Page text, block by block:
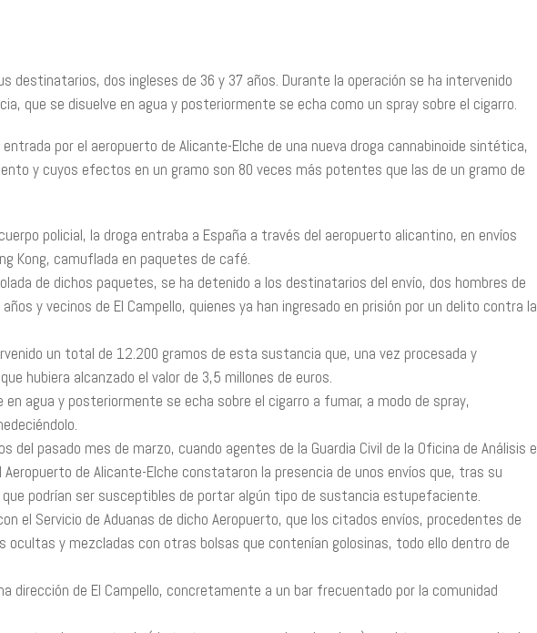
destinatarios, dos ingleses de 36 y 37 años. Durante la operación se ha intervenido
que se disuelve en agua y posteriormente se echa como un spray sobre el cigarro.
por el aeropuerto de Alicante-Elche de una nueva droga cannabinoide sintética,
y cuyos efectos en un gramo son 80 veces más potentes que las de un gramo de
policial, la droga entraba a España a través del aeropuerto alicantino, en envíos
Kong, camuflada en paquetes de café.
de dichos paquetes, se ha detenido a los destinatarios del envío, dos hombres de
y vecinos de El Campello, quienes ya han ingresado en prisión por un delito contra la
un total de 12.200 gramos de esta sustancia que, una vez procesada y
hubiera alcanzado el valor de 3,5 millones de euros.
agua y posteriormente se echa sobre el cigarro a fumar, a modo de spray,
del pasado mes de marzo, cuando agentes de la Guardia Civil de la Oficina de Análisis e
Aeropuerto de Alicante-Elche constataron la presencia de unos envíos que, tras su
podrían ser susceptibles de portar algún tipo de sustancia estupefaciente.
el Servicio de Aduanas de dicho Aeropuerto, que los citados envíos, procedentes de
ocultas y mezcladas con otras bolsas que contenían golosinas, todo ello dentro de
dirección de El Campello, concretamente a un bar frecuentado por la comunidad